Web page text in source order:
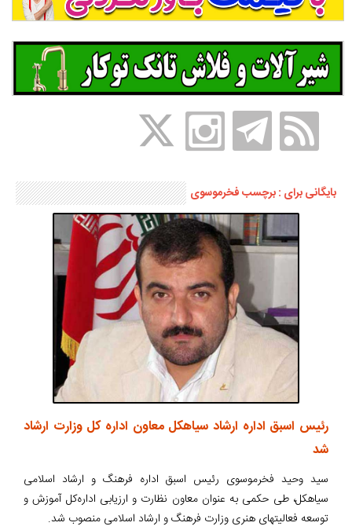
بایگانی برای : برچسب فخرموسوی
رئیس اسبق اداره ارشاد سیاهکل معاون اداره کل وزارت ارشاد
شد
سید وحید فخرموسوی رئیس اسبق اداره فرهنگ و ارشاد اسلامی
سیاهکل، طی حکمی به عنوان معاون نظارت و ارزیابی اداره‌کل آموزش و
توسعه فعالیتهای‌ هنری وزارت فرهنگ و ارشاد اسلامی منصوب شد.